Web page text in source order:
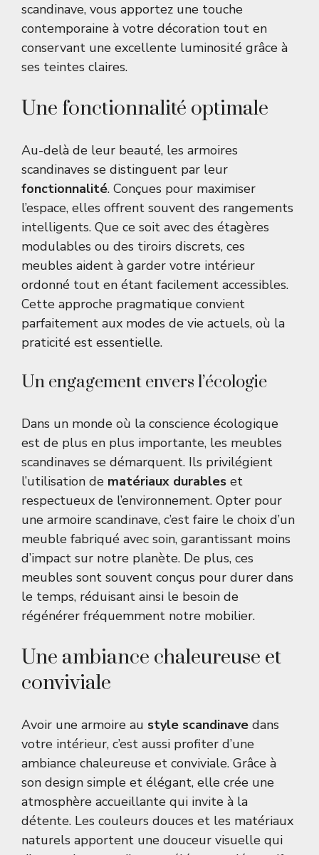
scandinave, vous apportez une touche
contemporaine à votre décoration tout en
conservant une excellente luminosité grâce à
ses teintes claires.
Une fonctionnalité optimale
Au-delà de leur beauté, les armoires
scandinaves se distinguent par leur
fonctionnalité. Conçues pour maximiser
l’espace, elles offrent souvent des rangements
intelligents. Que ce soit avec des étagères
modulables ou des tiroirs discrets, ces
meubles aident à garder votre intérieur
ordonné tout en étant facilement accessibles.
Cette approche pragmatique convient
parfaitement aux modes de vie actuels, où la
praticité est essentielle.
Un engagement envers l’écologie
Dans un monde où la conscience écologique
est de plus en plus importante, les meubles
scandinaves se démarquent. Ils privilégient
l’utilisation de matériaux durables et
respectueux de l’environnement. Opter pour
une armoire scandinave, c’est faire le choix d’un
meuble fabriqué avec soin, garantissant moins
d’impact sur notre planète. De plus, ces
meubles sont souvent conçus pour durer dans
le temps, réduisant ainsi le besoin de
régénérer fréquemment notre mobilier.
Une ambiance chaleureuse et
conviviale
Avoir une armoire au style scandinave dans
votre intérieur, c’est aussi profiter d’une
ambiance chaleureuse et conviviale. Grâce à
son design simple et élégant, elle crée une
atmosphère accueillante qui invite à la
détente. Les couleurs douces et les matériaux
naturels apportent une douceur visuelle qui